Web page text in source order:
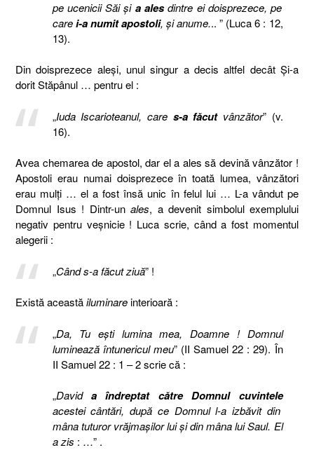
pe ucenicii Săi şi a alesdintre ei doisprezece, pe
carei-a numit apostoli, şi anume... ” (Luca 6 : 12,
13).
Din doisprezece aleşi, unul singur a decis altfel decât Şi-a
dorit Stăpânul … pentru el :
„Iuda Iscarioteanul, care s-a făcutvânzător” (v.
16).
Avea chemarea de apostol, dar el a ales să devină vânzător !
Apostoli erau numai doisprezece în toată lumea, vânzători
erau mulţi … el a fost însă unic în felul lui … L-a vândut pe
Domnul Isus ! Dintr-un ales, a devenit simbolul exemplului
negativ pentru veşnicie ! Luca scrie, când a fost momentul
alegerii :
„Când s-a făcut ziuă” !
Există aceastăiluminareinterioară :
„Da, Tu eşti lumina mea, Doamne ! Domnul
luminează întunericul meu” (II Samuel 22 : 29). În
II Samuel 22 : 1 – 2 scrie că :
„David a îndreptat către Domnul cuvintele
acestei cântări, după ce Domnul l-a izbăvit din
mâna tuturor vrăjmaşilor lui şi din mâna lui Saul. El
a zis : …” .